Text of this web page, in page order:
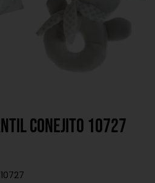
conejito 10727